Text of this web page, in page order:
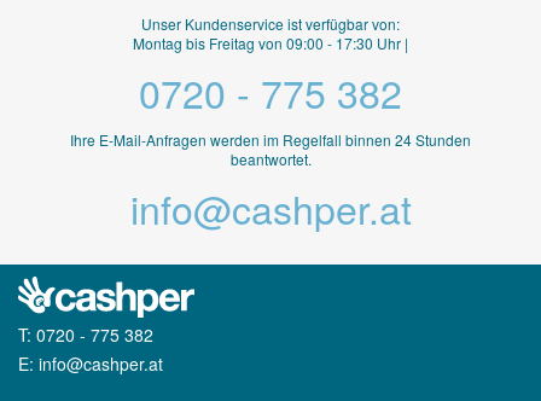
Unser Kundenservice ist verfügbar von:
Montag bis Freitag von 09:00 - 17:30 Uhr |
0720 - 775 382
Ihre E-Mail-Anfragen werden im Regelfall binnen 24 Stunden
beantwortet.
info@cashper.at
T: 0720 - 775 382
E: info@cashper.at